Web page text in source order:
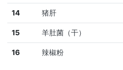
14 猪肝
15 羊肚菌（干）
16 辣椒粉